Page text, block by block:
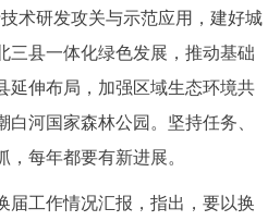
图说北京 视频北京
한국어 日本語
术研发攻关与示范应用，建好城
三县一体化绿色发展，推动基础
延伸布局，加强区域生态环境共
河国家森林公园。坚持任务、
每年都要有新进展。
工作情况汇报，指出，要以换